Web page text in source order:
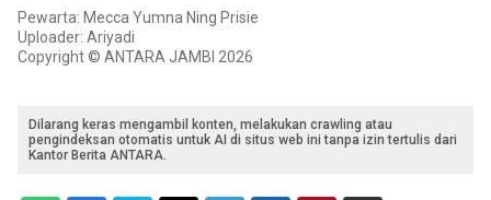
Pewarta: Mecca Yumna Ning Prisie
Uploader: Ariyadi
Copyright © ANTARA JAMBI 2026
Dilarang keras mengambil konten, melakukan crawling atau
pengindeksan otomatis untuk AI di situs web ini tanpa izin tertulis dari
Kantor Berita ANTARA.